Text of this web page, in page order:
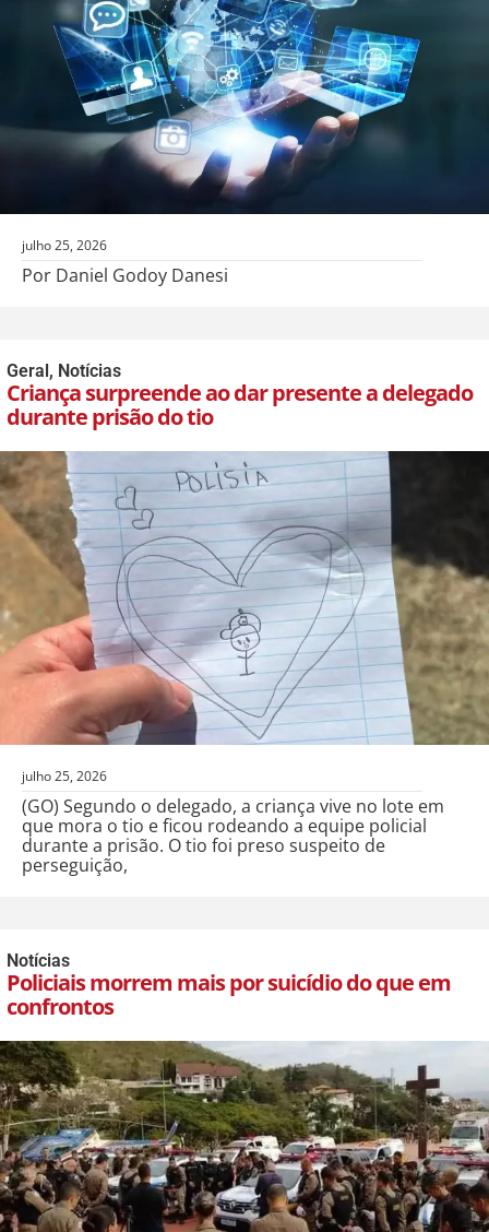
julho 25, 2026
Por Daniel Godoy Danesi
Geral, Notícias
Criança surpreende ao dar presente a delegado
durante prisão do tio
julho 25, 2026
(GO) Segundo o delegado, a criança vive no lote em
que mora o tio e ficou rodeando a equipe policial
durante a prisão. O tio foi preso suspeito de
perseguição,
Notícias
Policiais morrem mais por suicídio do que em
confrontos